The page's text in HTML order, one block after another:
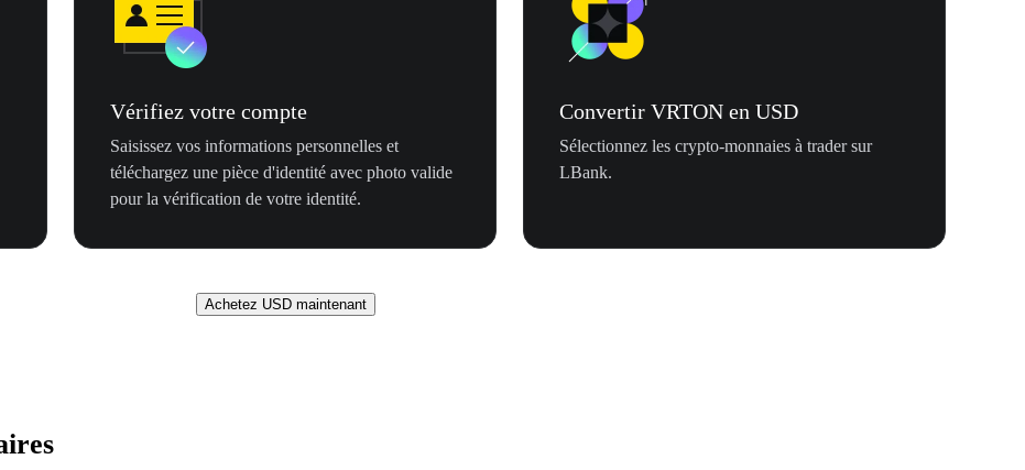
Vérifiez votre compte
Saisissez vos informations personnelles et
téléchargez une pièce d'identité avec photo valide
pour la vérification de votre identité.
Convertir VRTON en USD
Sélectionnez les crypto-monnaies à trader sur
LBank.
Achetez USD maintenant